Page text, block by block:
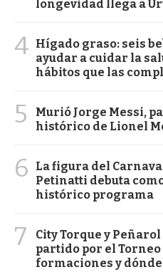
longevidad llega a
4 Hígado graso: seis
ayudar a cuidar la
hábitos que las
5
Murió Jorge Messi,
histórico de Lionel
6
La figura del
Petinatti debuta
histórico programa
7
City Torque y
partido por el
formaciones y